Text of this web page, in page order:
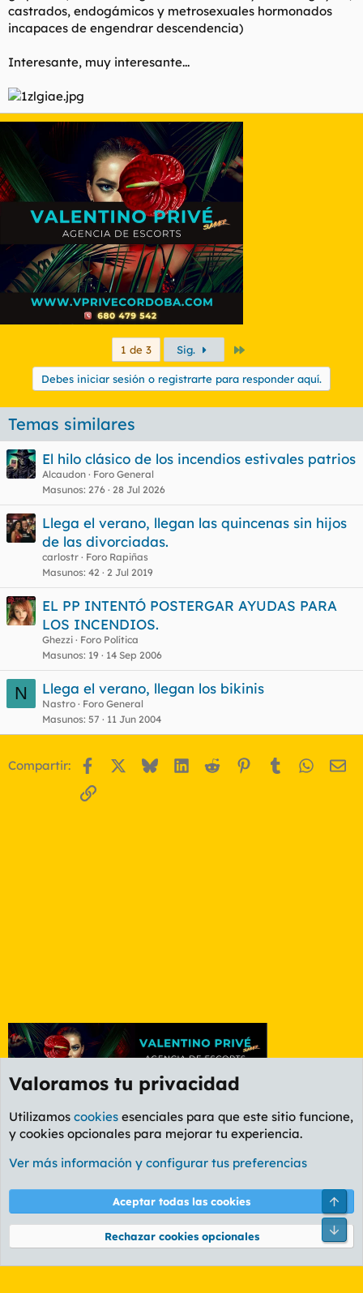
castrados, endogámicos y metrosexuales hormonados
incapaces de engendrar descendencia)
Interesante, muy interesante...
1 de 3 Sig.
Debes iniciar sesión o registrarte para responder aquí.
Temas similares
El hilo clásico de los incendios estivales patrios
Alcaudon
Foro General
Masunos 276 28 Jul 2026
Llega el verano, llegan las quincenas sin hijos
de las divorciadas.
carlostr
Foro Rapiñas
Masunos 42 2 Jul 2019
EL PP INTENTÓ POSTERGAR AYUDAS PARA
LOS INCENDIOS.
Ghezzi
Foro Política
Masunos 19 14 Sep 2006
N Llega el verano, llegan los bikinis
Nastro
Foro General
Masunos 57 11 Jun 2004
Compartir: Facebook BlueskyLinkedIn
Reddit Pinterest
Tumblr
Enlace
Foro General
Cookies
PL OLDSTYLE AMARILLO
Términos y reglas Política de privacidad Ayuda
Community platform by XenForo® © 2010-2026 XenForo Ltd.
Valoramos tu privacidad
Utilizamos cookies esenciales para que este sitio funcione,
y cookies opcionales para mejorar tu experiencia.
Ver más información y configurar tus preferencias
Aceptar todas las cookies
Rechazar cookies opcionales
Pie